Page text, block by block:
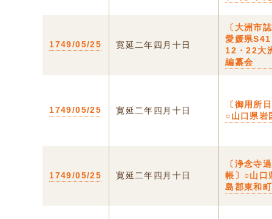
1749/05/25 寛延二年四月十日
〔大洲市
愛媛県
12・22大
編纂会
1749/05/25 寛延二年四月十日
〔御用所
○山口県岩
1749/05/25 寛延二年四月十日
〔浄念寺
帳〕○山口
島郡東和